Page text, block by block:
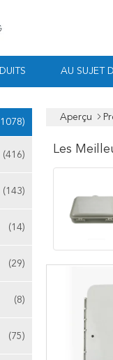
AU SUJET
(416)
(143)
(14)
(29)
(8)
(75)
Aperçu
Les